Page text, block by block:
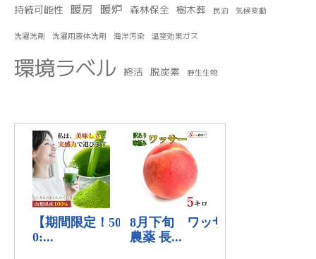
持続可能性 暖房 暖炉 森林保全 樹木葬 民泊 気候変動
洗濯洗剤 洗濯用液体洗剤 海洋汚染 温室効果ガス
環境ラベル 終活 脱炭素 野生生物